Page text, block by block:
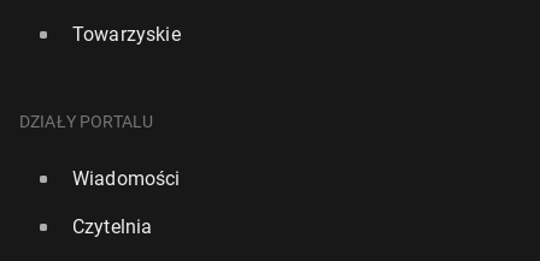
Towarzyskie
DZIAŁY PORTALU
Wiadomości
Czytelnia